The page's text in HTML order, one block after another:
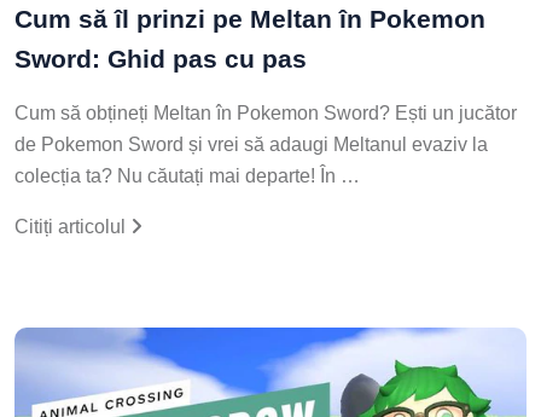
Cum să îl prinzi pe Meltan în Pokemon
Sword: Ghid pas cu pas
Cum să obțineți Meltan în Pokemon Sword? Ești un jucător
de Pokemon Sword și vrei să adaugi Meltanul evaziv la
colecția ta? Nu căutați mai departe! În …
Citiți articolul